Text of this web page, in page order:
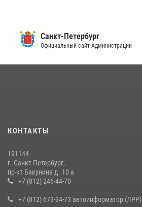
Санкт-Петербург
Официальный сайт Администрации
КОНТАКТЫ
191144
г. Санкт Петербург,
пр-кт Бакунина д. 10 а
+7 (812) 246-44-70
+7 (812) 679-94-73 автоинформатор (ЛРР)